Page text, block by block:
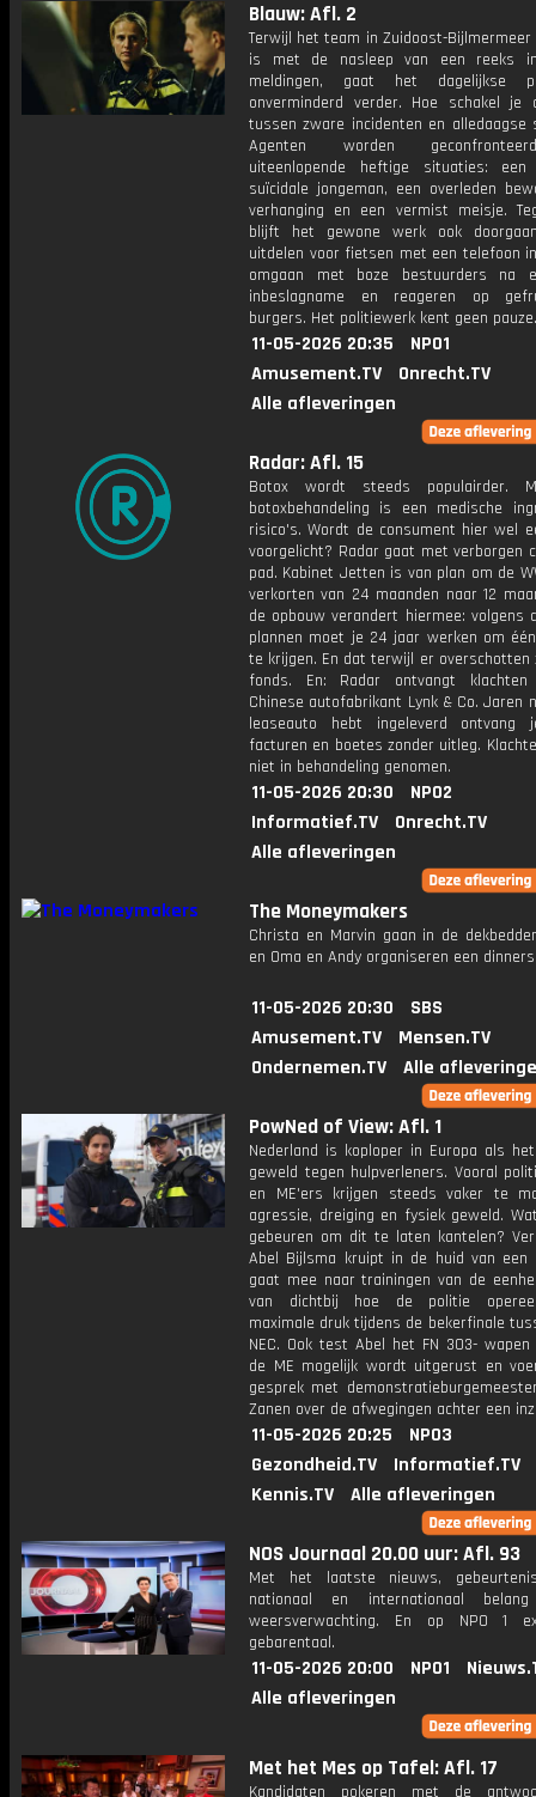
Blauw: Afl. 2
Terwijl het team in Zuidoost-Bijlmermeer
is met de nasleep van een reeks
meldingen, gaat het dagelijkse
onverminderd verder. Hoe schakel je
tussen zware incidenten en alledaagse
Agenten worden
uiteenlopende heftige situaties: een
suïcidale jongeman, een overleden
verhanging en een vermist meisje.
blijft het gewone werk ook
uitdelen voor fietsen met een telefoon
omgaan met boze bestuurders na
inbeslagname en reageren op
burgers. Het politiewerk kent geen pauze.
11-05-2026 20:35
NPO1
Amusement.TV
Onrecht.TV
Alle afleveringen
Radar: Afl. 15
Botox wordt steeds populairder.
botoxbehandeling is een medische
risico's. Wordt de consument hier wel
voorgelicht? Radar gaat met verborgen
pad. Kabinet Jetten is van plan om de
verkorten van 24 maanden naar 12
de opbouw verandert hiermee: volgens
plannen moet je 24 jaar werken om
te krijgen. En dat terwijl er overschotten
fonds. En: Radar ontvangt
Chinese autofabrikant Lynk & Co. Jaren
leaseauto hebt ingeleverd ontvang
facturen en boetes zonder uitleg.
niet in behandeling genomen.
11-05-2026 20:30
NPO2
Informatief.TV
Onrecht.TV
Alle afleveringen
The Moneymakers
Christa en Marvin gaan in de
en Oma en Andy organiseren een
11-05-2026 20:30
SBS
Amusement.TV
Mensen.TV
Ondernemen.TV
Alle
PowNed of View: Afl. 1
Nederland is koploper in Europa als
geweld tegen hulpverleners. Vooral
en ME'ers krijgen steeds vaker te
agressie, dreiging en fysiek geweld.
gebeuren om dit te laten kantelen?
Abel Bijlsma kruipt in de huid van een
gaat mee naar trainingen van de
van dichtbij hoe de politie
maximale druk tijdens de bekerfinale
NEC. Ook test Abel het FN 303- wapen
de ME mogelijk wordt uitgerust en
gesprek met
Zanen over de afwegingen achter een
11-05-2026 20:25
NPO3
Gezondheid.TV
Informatief.TV
Kennis.TV
Alle afleveringen
NOS Journaal 20.00 uur: Afl. 93
Met het laatste nieuws,
nationaal en internationaal
weersverwachting. En op NPO 1
gebarentaal.
11-05-2026 20:00 NPO1
Alle afleveringen
Met het Mes op Tafel: Afl. 17
Kandidaten pokeren met de